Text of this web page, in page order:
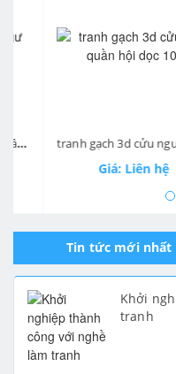
Giá: Liên hệ
Tin tức mới nhất
Khởi
tranh